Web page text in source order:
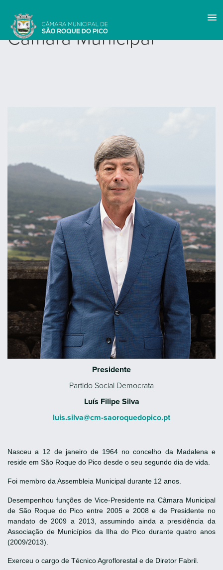
Câmara Municipal
Presidente
Partido Social Democrata
Luís Filipe Silva
luis.silva@cm-saoroquedopico.pt
Nasceu a 12 de janeiro de 1964 no concelho da Madalena e
reside em São Roque do Pico desde o seu segundo dia de vida.
Foi membro da Assembleia Municipal durante 12 anos.
Desempenhou funções de Vice-Presidente na Câmara Municipal
de São Roque do Pico entre 2005 e 2008 e de Presidente no
mandato de 2009 a 2013, assumindo ainda a presidência da
Associação de Municípios da Ilha do Pico durante quatro anos
(2009/2013).
Exerceu o cargo de Técnico Agroflorestal e de Diretor Fabril.